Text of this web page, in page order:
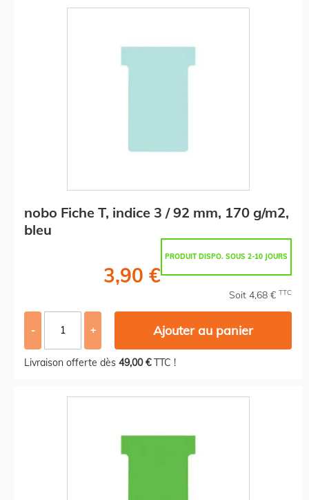
nobo Fiche T, indice 3 / 92 mm, 170 g/m2,
bleu
PRODUIT DISPO. SOUS 2-10 JOURS
3,90 €
Soit 4,68 € TTC
- + Ajouter au panier
Livraison offerte dès 49,00 €TTC !